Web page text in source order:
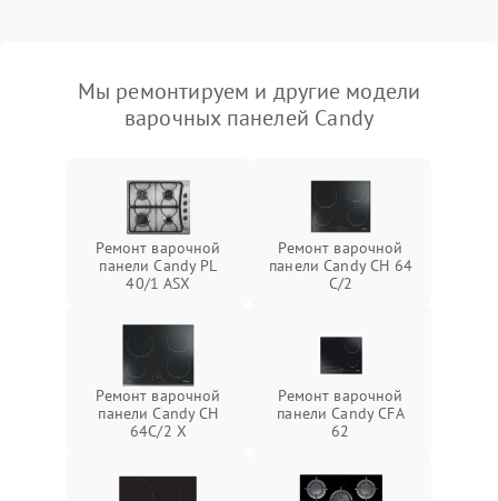
Мы ремонтируем и другие модели
варочных панелей Candy
Ремонт варочной
панели Candy PL
40/1 ASX
Ремонт варочной
панели Candy CH 64
C/2
Ремонт варочной
панели Candy CH
64C/2 X
Ремонт варочной
панели Candy CFA
62